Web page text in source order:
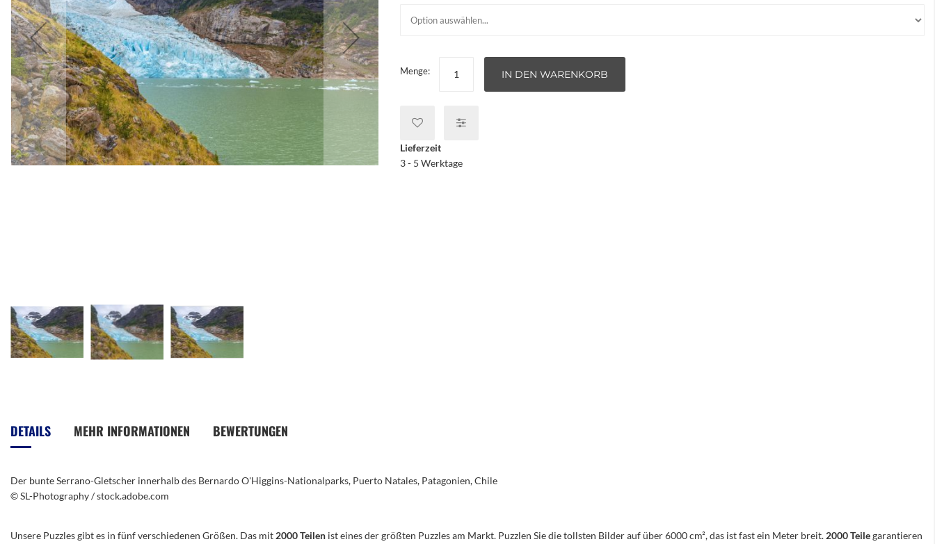
Bildergalerie
springen
Menge: IN DEN WARENKORB
Lieferzeit
3 - 5 Werktage
DETAILS
Der bunte Serrano-Gletscher innerhalb des Bernardo O'Higgins-Nationalparks, Puerto Natales, Patagonien, Chile
© SL-Photography / stock.adobe.com
MEHR INFORMATIONEN BEWERTUNGEN
Unsere Puzzles gibt es in fünf verschiedenen Größen. Das mit 2000 Teilen ist eines der größten Puzzles am Markt. Puzzlen Sie die tollsten Bilder auf über 6000 cm², das ist fast ein Meter breit. 2000 Teilegarantieren